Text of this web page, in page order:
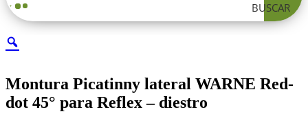
BUSCAR
Montura Picatinny lateral WARNE Red-
dot 45° para Reflex – diestro